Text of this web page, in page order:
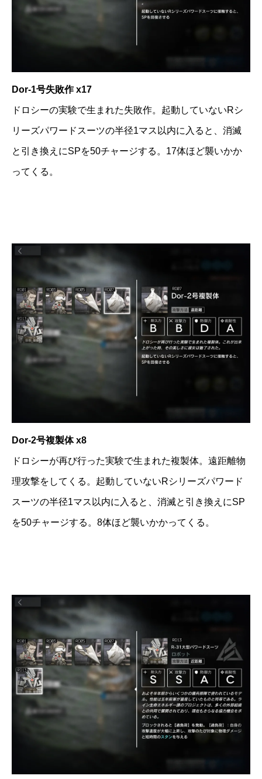
Dor-1号失敗作 x17
ドロシーの実験で生まれた失敗作。起動していないRシ
リーズパワードスーツの半径1マス以内に入ると、消滅
と引き換えにSPを50チャージする。17体ほど襲いかか
ってくる。
Dor-2号複製体 x8
ドロシーが再び行った実験で生まれた複製体。遠距離物
理攻撃をしてくる。起動していないRシリーズパワード
スーツの半径1マス以内に入ると、消滅と引き換えにSP
を50チャージする。8体ほど襲いかかってくる。